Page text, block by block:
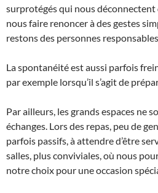
surprotégés qui nous
nous faire renoncer à des gestes
restons des personnes
La spontanéité est aussi parfois
par exemple lorsqu’il s’agit de
Par ailleurs, les grands espaces ne
échanges. Lors des repas, peu de
parfois passifs, à attendre d’être
salles, plus conviviales, où nous
notre choix pour une occasion